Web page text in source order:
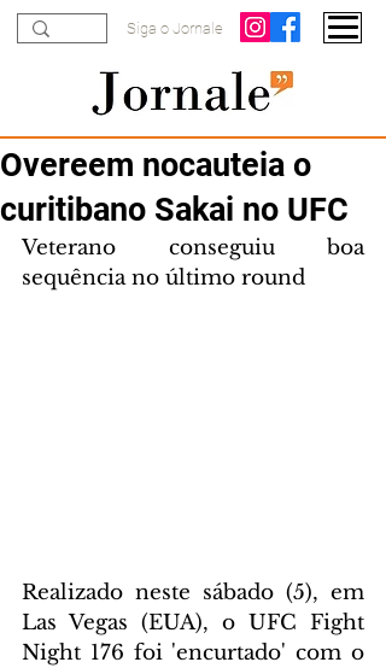
Siga o Jornale
Overeem nocauteia o
curitibano Sakai no UFC
Veterano conseguiu boa
sequência no último round
Realizado neste sábado (5), em
Las Vegas (EUA), o UFC Fight
Night 176 foi 'encurtado' com o